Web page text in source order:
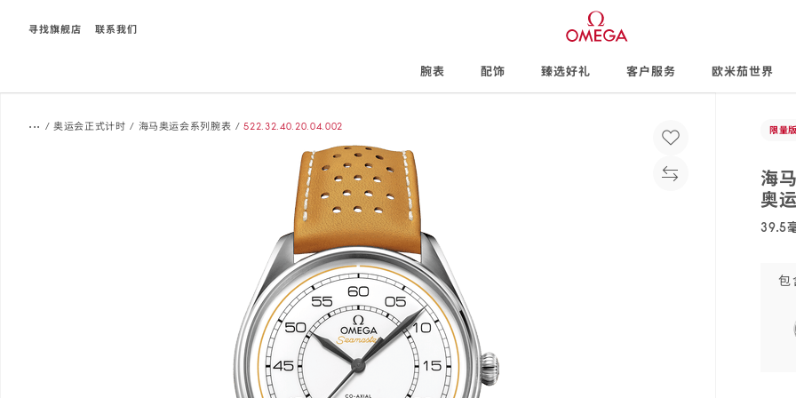
寻找旗舰店 联系我们
腕表 配饰 臻选好礼 客户服务 欧米茄世界
... / 奥运会正式计时 / 海马奥运会系列腕表 / 522.32.40.20.04.002 限量
海
奥
39.5
包